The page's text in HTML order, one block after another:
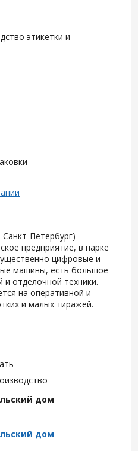
этикетки и
Петербург) -
предприятие, в парке
цифровые и
машины, есть большое
и отделочной техники.
на оперативной и
и малых тиражей.
дом
дом